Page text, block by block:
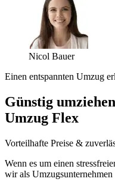
Nicol Bauer
Einen entspannten Umzug
Günstig
Umzug Flex
Vorteilhafte Preise &
Wenn es um einen
wir als